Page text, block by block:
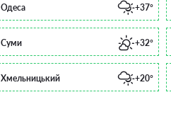
Одеса +37°
Суми +32°
Хмельницький +20°